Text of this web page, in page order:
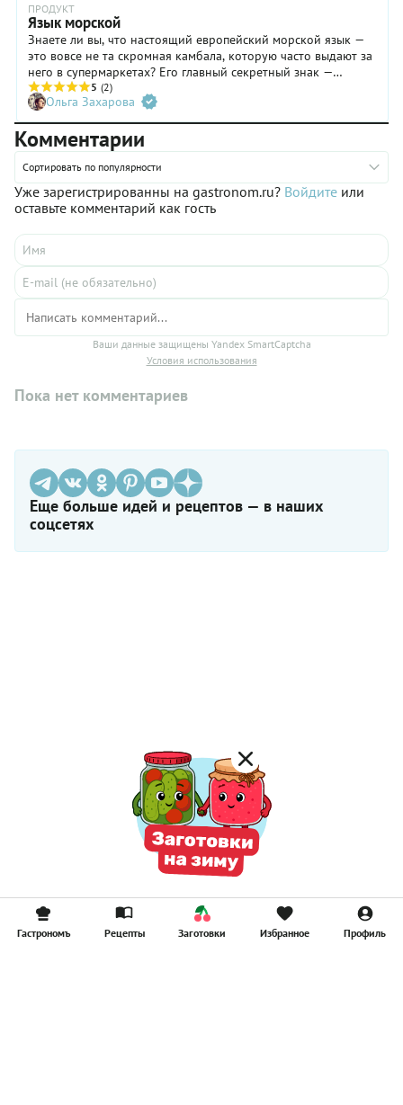
ПРОДУКТ
Язык морской
Знаете ли вы, что настоящий европейский морской язык —
это вовсе не та скромная камбала, которую часто выдают за
него в супермаркетах? Его главный секретный знак —
маленькое темное пятно на грудном плавнике, обрамленное
золотистой каймой. Эта крошечная деталь отличает короля
плоских рыб от его сородичей. Откройте для себя рыбу,
ради которой шеф-повара Мишлен держат на кухне
отдельную сковороду.
5 (2)
Ольга Захарова
Комментарии
Сортировать по популярности
Уже зарегистрированны на gastronom.ru? Войдите или
оставьте комментарий как гость
Ваши данные защищены Yandex SmartCaptcha
Условия использования
Пока нет комментариев
Еще больше идей и рецептов — в наших
соцсетях
Гастрономъ Рецепты Заготовки Избранное Профиль